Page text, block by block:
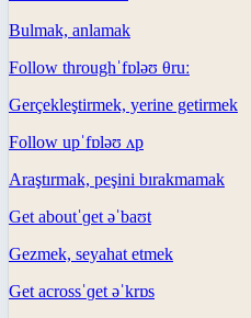
Bulmak, anlamak
Follow throughˈfɒləʊ θruː
Gerçekleştirmek, yerine getirmek
Follow upˈfɒləʊ ʌp
Araştırmak, peşini bırakmamak
Get aboutˈɡet əˈbaʊt
Gezmek, seyahat etmek
Get acrossˈɡet əˈkrɒs